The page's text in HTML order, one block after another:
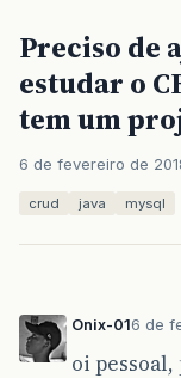
Preciso de
estudar o
tem um
6 de fevereiro de
crud java mysql
Onix-016 de
oi